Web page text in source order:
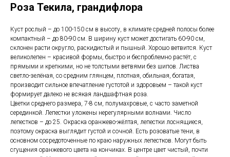
Роза Текила, грандифлора
Куст рослый – до 100-150 см в высоту, в климате средней полосы более
компактный – до 80-90 см. В ширину куст может достигать 60-90 см,
склонен расти округло, раскидистый и пышный. Хорошо ветвится. Куст
великолепен – красивой формы, быстро и беспроблемно растёт, с
прямыми и крепкими, но не толстыми ветвями без шипов. Листва
светло-зелёная, со средним глянцем, плотная, обильная, богатая,
производит сильное впечатление густотой и здоровьем – такой куст
формирует далеко не всякая ландшафтная роза.
Цветки среднего размера, 7-8 см, полумахровые, с часто заметной
серединкой. Лепестки уложены нерегулярными волнами. Число
лепестков – до 25. Окраска оранжево-жёлтая, лепестки лоснящиеся,
поэтому окраска выглядит густой и сочной. Есть розоватые тени, в
основном сосредоточенные по краю наружных лепестков. Могут быть
сгущения оранжевого цвета на кончиках. В центре цвет чистый, почти